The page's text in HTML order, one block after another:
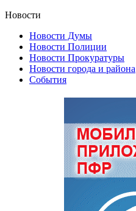
Новости
Новости Думы
Новости Полиции
Новости Прокуратуры
Новости города и района
События